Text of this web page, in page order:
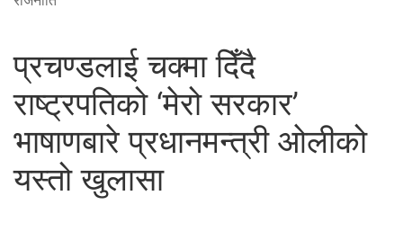
प्रचण्डलाई चक्मा दिँदै
राष्ट्रपतिको ‘मेरो सरकार’
भाषाणबारे प्रधानमन्त्री ओलीको
यस्तो खुलासा